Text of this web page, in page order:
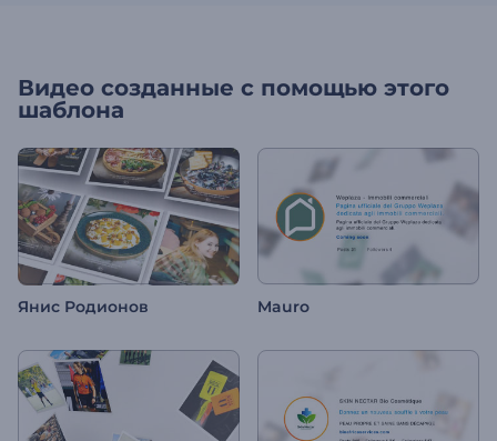
Видео созданные с помощью этого
шаблона
Янис Родионов Mauro